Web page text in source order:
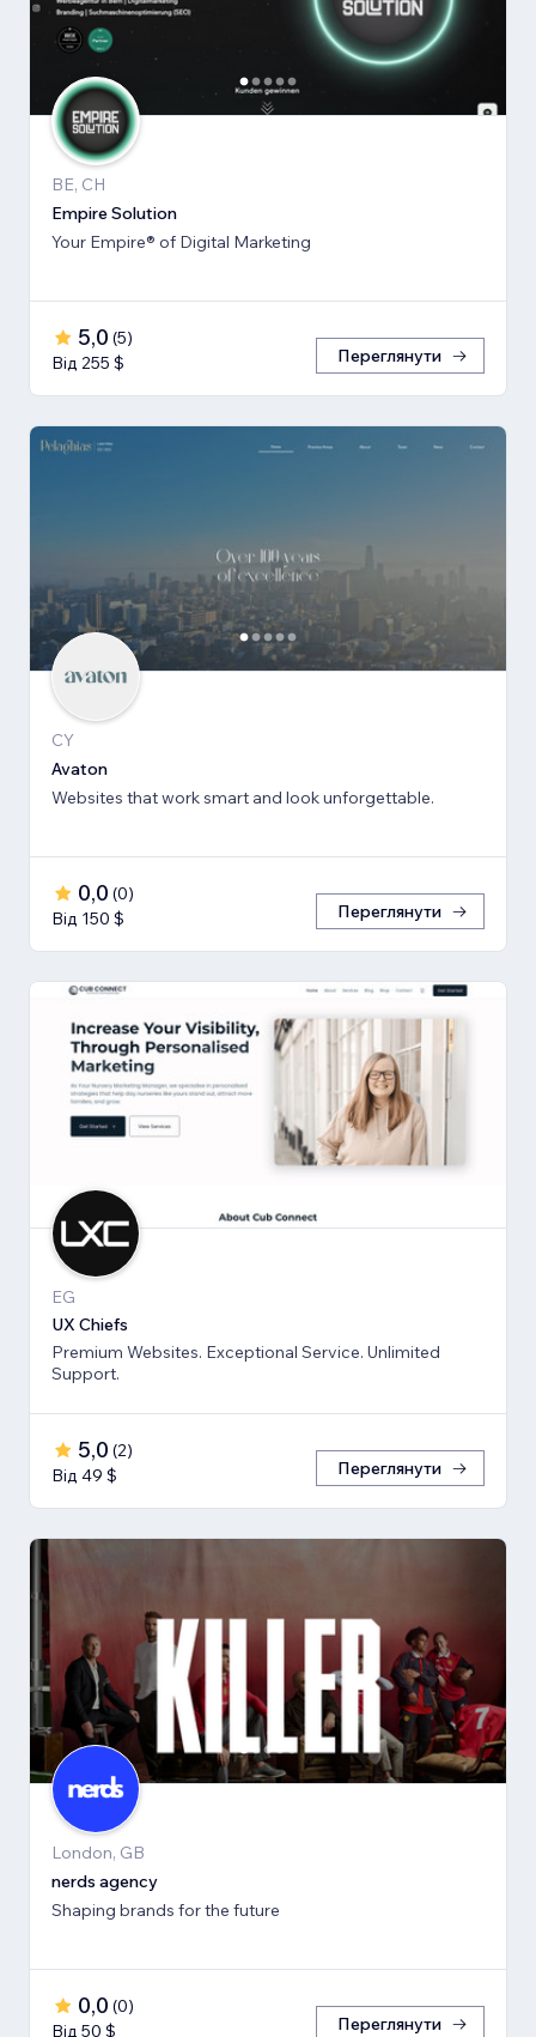
BE, CH
Empire Solution
Your Empire® of Digital Marketing
5,0 (5)
Від 255 $
Переглянути
CY
Avaton
Websites that work smart and look unforgettable.
0,0 (0)
Від 150 $
Переглянути
EG
UX Chiefs
Premium Websites. Exceptional Service. Unlimited
Support.
5,0 (2)
Від 49 $
Переглянути
London, GB
nerds agency
Shaping brands for the future
0,0 (0)
Від 50 $
Переглянути